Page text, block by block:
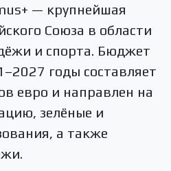
— крупнейшая
Союза в области
и спорта. Бюджет
годы составляет
евро и направлен на
зелёные и
а также